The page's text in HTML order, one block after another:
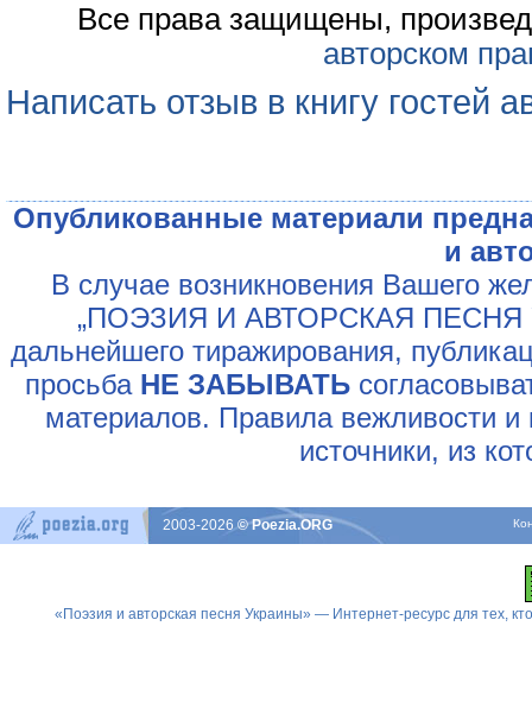
Все права защищены,
авторском
Написать отзыв в книгу гостей
Опубликованные материали
и
В случае возникновения Вашего
„ПОЭЗИЯ И АВТОРСКАЯ ПЕСНЯ
дальнейшего тиражирования,
просьба НЕ ЗАБЫВАТЬ
материалов. Правила вежливости и
источники, из
2003-2026© Poezia.ORG
«Поэзия и авторская песня Украины» — Интернет-ресурс для тех,